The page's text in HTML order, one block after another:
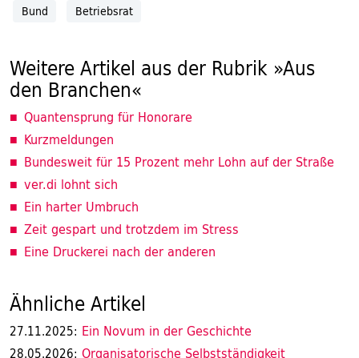
Bund Betriebsrat
Weitere Artikel aus der Rubrik »Aus
den Branchen«
Quantensprung für Honorare
Kurzmeldungen
Bundesweit für 15 Prozent mehr Lohn auf der Straße
ver.di lohnt sich
Ein harter Umbruch
Zeit gespart und trotzdem im Stress
Eine Druckerei nach der anderen
Ähnliche Artikel
27.11.2025: Ein Novum in der Geschichte
28.05.2026: Organisatorische Selbstständigkeit